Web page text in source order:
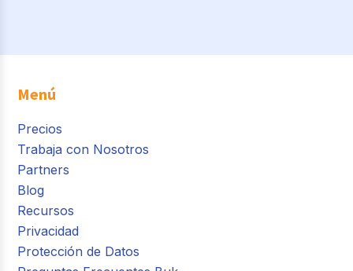
Menú
Precios
Trabaja con Nosotros
Partners
Blog
Recursos
Privacidad
Protección de Datos